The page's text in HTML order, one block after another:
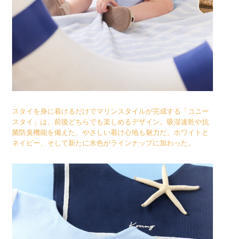
スタイを身に着けるだけでマリンスタイルが完成する「コニー
スタイ」は、前後どちらでも楽しめるデザイン。吸湿速乾や抗
菌防臭機能を備えた、やさしい着け心地も魅力だ。ホワイトと
ネイビー、そして新たに水色がラインナップに加わった。